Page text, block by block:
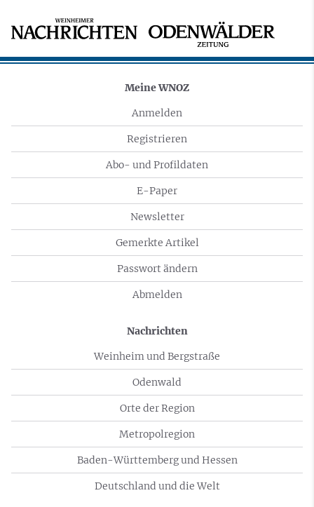
Meine WNOZ
Anmelden
Registrieren
Abo- und Profildaten
E-Paper
Newsletter
Gemerkte Artikel
Passwort ändern
Abmelden
Nachrichten
Weinheim und Bergstraße
Odenwald
Orte der Region
Metropolregion
Baden-Württemberg und Hessen
Deutschland und die Welt